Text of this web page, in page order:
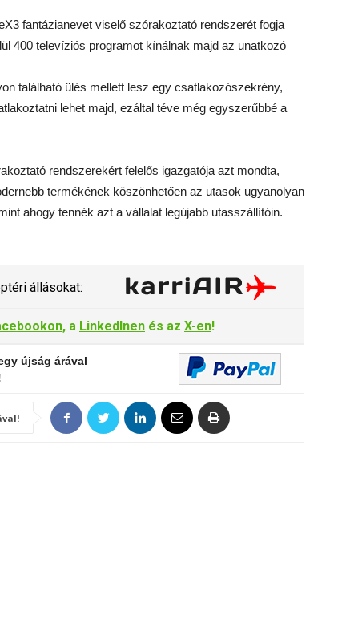
fantázianevet viselő szórakoztató rendszerét fogja
400 televíziós programot kínálnak majd az unatkozó
található ülés mellett lesz egy csatlakozószekrény,
lehet majd, ezáltal téve még egyszerűbbé a
rendszerekért felelős igazgatója azt mondta,
termékének köszönhetően az utasok ugyanolyan
ahogy tennék azt a vállalat legújabb utasszállítóin.
állásokat:
, a LinkedInen és az X-en!
újság árával